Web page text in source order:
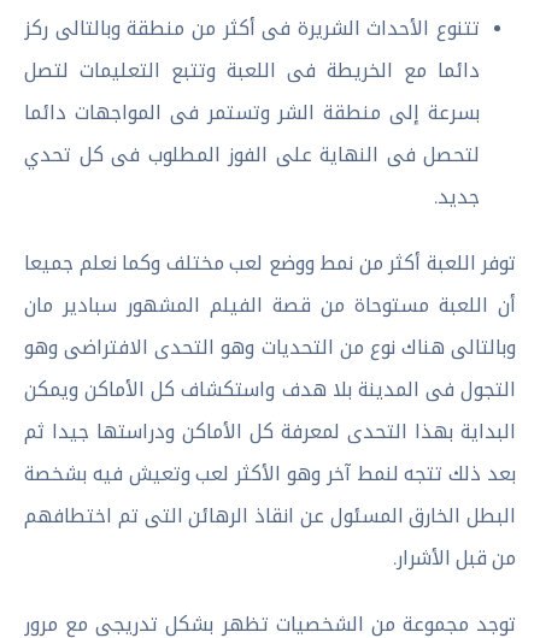
تتنوع الأحداث الشريرة فى أكثر من منطقة وبالتالى ركز
دائما مع الخريطة فى اللعبة وتتبع التعليمات لتصل
بسرعة إلى منطقة الشر وتستمر فى المواجهات دائما
لتحصل فى النهاية على الفوز المطلوب فى كل تحدي
جديد.
توفر اللعبة أكثر من نمط ووضع لعب مختلف وكما نعلم جميعا
أن اللعبة مستوحاة من قصة الفيلم المشهور سبادير مان
وبالتالى هناك نوع من التحديات وهو التحدى الافتراضى وهو
التجول فى المدينة بلا هدف واستكشاف كل الأماكن ويمكن
البداية بهذا التحدى لمعرفة كل الأماكن ودراستها جيدا ثم
بعد ذلك تتجه لنمط آخر وهو الأكثر لعب وتعيش فيه بشخصة
البطل الخارق المسئول عن انقاذ الرهائن التى تم اختطافهم
من قبل الأشرار.
توجد مجموعة من الشخصيات تظهر بشكل تدريجى مع مرور